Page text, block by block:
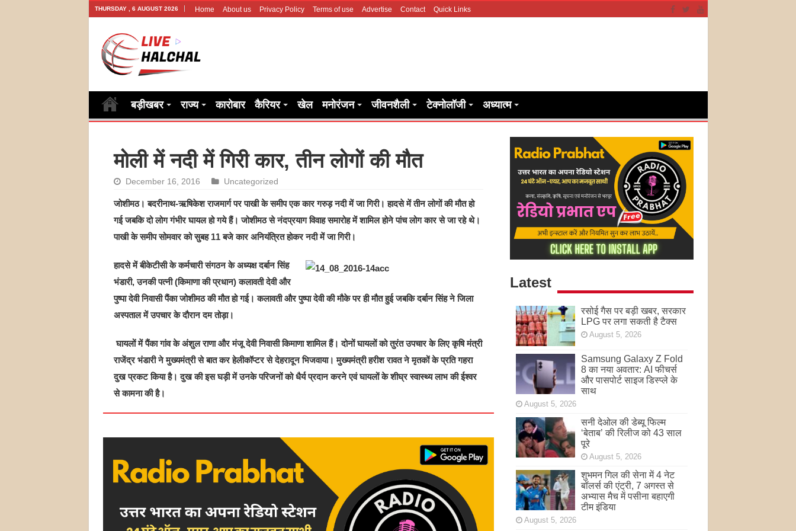
THURSDAY , 6 AUGUST 2026 Home About us Privacy Policy Terms of use Advertise Contact Quick Links
बड़ीखबर राज्य कारोबार कैरियर खेल मनोरंजन जीवनशैली टेक्नोलॉजी अध्यात्म
मोली में नदी में गिरी कार, तीन लोगों की मौत
December 16, 2016 Uncategorized
जोशीमठ। बदरीनाथ-ऋषिकेश राजमार्ग पर पाखी के समीप एक कार गरुड़ नदी में जा गिरी। हादसे में तीन लोगों की मौत हो
गई जबकि दो लोग गंभीर घायल हो गये हैं। जोशीमठ से नंदप्रयाग विवाह समारोह में शामिल होने पांच लोग कार से जा रहे थे।
पाखी के समीप सोमवार को सुबह 11 बजे कार अनियंत्रित होकर नदी में जा गिरी।
हादसे में बीकेटीसी के कर्मचारी संगठन के अध्यक्ष दर्बान सिंह
भंडारी, उनकी पत्नी (किमाणा की प्रधान) कलावती देवी और
पुष्पा देवी निवासी पैंका जोशीमठ की मौत हो गई। कलावती और पुष्पा देवी की मौके पर ही मौत हुई जबकि दर्बान सिंह ने जिला
अस्पताल में उपचार के दौरान दम तोड़ा।
घायलों में पैंका गांव के अंशुल राणा और मंजू देवी निवासी किमाणा शामिल हैं। दोनों घायलों को तुरंत उपचार के लिए कृषि मंत्री
राजेंद्र भंडारी ने मुख्यमंत्री से बात कर हेलीकॉप्टर से देहरादून भिजवाया। मुख्यमंत्री हरीश रावत ने मृतकों के प्रति गहरा
दुख प्रकट किया है। दुख की इस घड़ी में उनके परिजनों को धैर्य प्रदान करने एवं घायलों के शीघ्र स्वास्थ्य लाभ की ईश्वर
से कामना की है।
Latest
रसोई गैस पर बड़ी खबर, सरकार
LPG पर लगा सकती है टैक्स
August 5, 2026
Samsung Galaxy Z Fold
8 का नया अवतार: AI फीचर्स
और पासपोर्ट साइज डिस्प्ले के
साथ
August 5, 2026
सनी देओल की डेब्यू फिल्म
‘बेताब’ की रिलीज को 43 साल
पूरे
August 5, 2026
शुभमन गिल की सेना में 4 नेट
बॉलर्स की एंट्री, 7 अगस्त से
अभ्यास मैच में पसीना बहाएगी
टीम इंडिया
August 5, 2026